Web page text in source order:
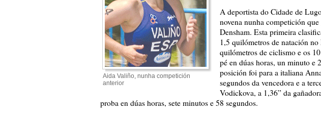
Aida Valiño, nunha competición
anterior
A deportista do Cidade de
novena nunha competición
Densham. Esta primeira
1,5 quilómetros de natación
quilómetros de ciclismo e os
pé en dúas horas, un minuto e
posición foi para a italiana
segundos da vencedora e a
Vodickova, a 1,36” da
proba en dúas horas, sete minutos e 58 segundos.